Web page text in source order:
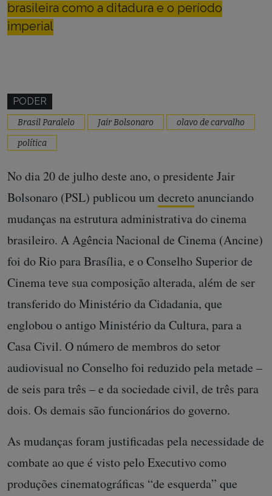
brasileira como a ditadura e o período
imperial
PODER
Brasil Paralelo Jair Bolsonaro
olavo de carvalho
política
No dia 20 de julho deste ano, o presidente Jair
Bolsonaro (PSL) publicou um decreto anunciando
mudanças na estrutura administrativa do cinema
brasileiro. A Agência Nacional de Cinema (Ancine)
foi do Rio para Brasília, e o Conselho Superior de
Cinema teve sua composição alterada, além de ser
transferido do Ministério da Cidadania, que
englobou o antigo Ministério da Cultura, para a
Casa Civil. O número de membros do setor
audiovisual no Conselho foi reduzido pela metade –
de seis para três – e da sociedade civil, de três para
dois. Os demais são funcionários do governo.
As mudanças foram justificadas pela necessidade de
combate ao que é visto pelo Executivo como
produções cinematográficas “de esquerda” que